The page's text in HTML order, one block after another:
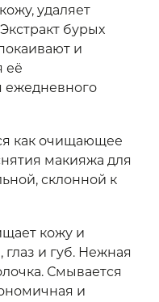
удаляет
бурых
и
её
ежедневного
как очищающее
макияжа для
склонной к
кожу и
и губ. Нежная
Смывается
и